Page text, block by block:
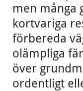
men många
kortvariga
förbereda
olämpliga
över
ordentligt